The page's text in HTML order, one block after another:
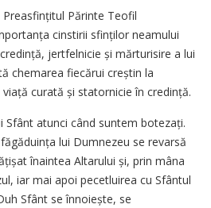
Părinte Teofil
cinstirii sfinților neamului
jertfelnicie și mărturisire a lui
chemarea fiecărui creștin la
curată și statornicie în credință.
Sfânt atunci când suntem botezați.
lui Dumnezeu se revarsă
înaintea Altarului și, prin mâna
iar mai apoi pecetluirea cu Sfântul
Sfânt se înnoiește, se